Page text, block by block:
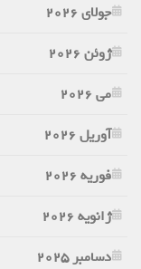
جولای 2026
ژوئن 2026
می 2026
آوریل 2026
فوریه 2026
ژانویه 2026
دسامبر 2025